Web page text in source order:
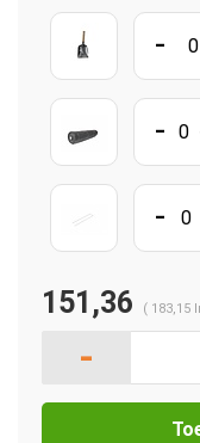
-
-
-
151,36 ( 183,15
-